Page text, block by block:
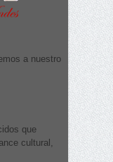
a nuestro
que
cultural,